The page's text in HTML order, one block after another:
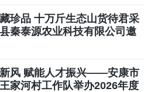
珍品 十万斤生态山货待君采
秦泰源农业科技有限公司邀
馈赠
风 赋能人才振兴——安康市
家河村工作队举办2026年度